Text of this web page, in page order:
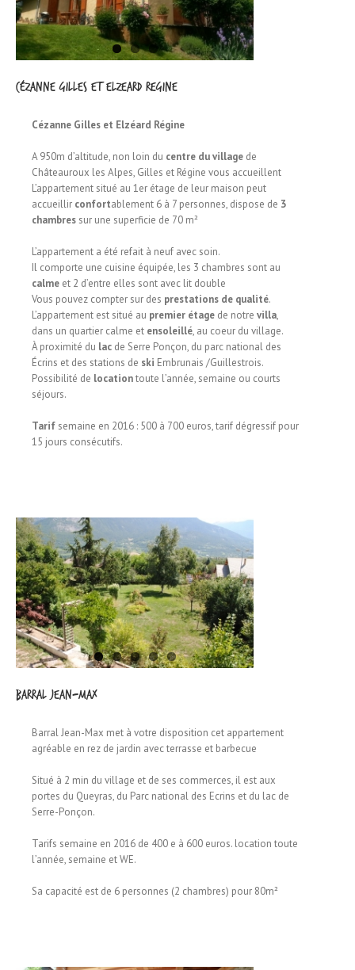
Cézanne Gilles et Elzeard Regine
Cézanne Gilles et Elzéard Régine
A 950m d’altitude, non loin du centre du village de
Châteauroux les Alpes, Gilles et Régine vous accueillent
L’appartement situé au 1er étage de leur maison peut
accueillir confortablement 6 à 7 personnes, dispose de 3
chambres sur une superficie de 70 m²
L’appartement a été refait à neuf avec soin.
Il comporte une cuisine équipée, les 3 chambres sont au
calme et 2 d’entre elles sont avec lit double
Vous pouvez compter sur des prestations de qualité.
L’appartement est situé au premier étage de notrevilla,
dans un quartier calme et ensoleillé, au coeur du village.
À proximité du lac de Serre Ponçon, du parc national des
Écrins et des stations de ski Embrunais /Guillestrois.
Possibilité de locationtoute l’année, semaine ou courts
séjours.
Tarif semaine en 2016 : 500 à 700 euros, tarif dégressif pour
15 jours consécutifs.
BARRAL Jean-Max
Barral Jean-Max met à votre disposition cet appartement
agréable en rez de jardin avec terrasse et barbecue
Situé à 2 min du village et de ses commerces, il est aux
portes du Queyras, du Parc national des Ecrins et du lac de
Serre-Ponçon.
Tarifs semaine en 2016 de 400 e à 600 euros. location toute
l’année, semaine et WE.
Sa capacité est de 6 personnes (2 chambres) pour 80m²